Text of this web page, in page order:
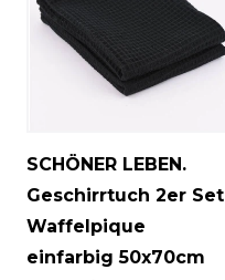
SCHÖNER LEBEN.
Geschirrtuch 2er Set
Waffelpique
einfarbig 50x70cm